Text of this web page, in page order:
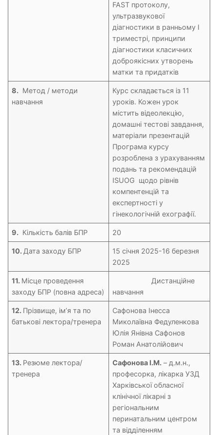
FAST протоколу,
ультразвукової
діагностики в ранньому I
триместрі, принципи
діагностики класичних
доброякісних утворень
матки та придатків
8. Метод / методи
навчання
Курс складається із 11
уроків. Кожен урок
містить відеолекцію,
домашні тестові завдання,
матеріали презентацій
Програма курсу
розроблена з урахуванням
подань та рекомендацій
ISUOG щодо рівнів
компентенцій та
експертності у
гінекологічній ехографії.
9. Кількість балів БПР 20
10. Дата заходу БПР
15 січня 2025-16 березня
2025
11. Місце проведення
заходу БПР (повна адреса)
Дистанційне
навчання
12. Прізвище, ім’я та по
батькові лектора/тренера
Сафонова Інесса
Миколаївна Федуленкова
Юлія Янівна Сафонов
Роман Анатолійович
13. Резюме лектора/
тренера
Cафонова І.М. – д.м.н.,
професорка, лікарка УЗД
Харківської обласної
клінічної лікарні з
регіональним
перинатальним центром
та відділенням